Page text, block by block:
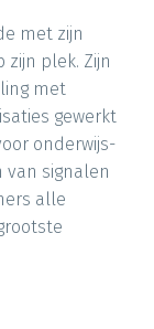
met zijn
plek. Zijn
met
gewerkt
onderwijs-
signalen
alle